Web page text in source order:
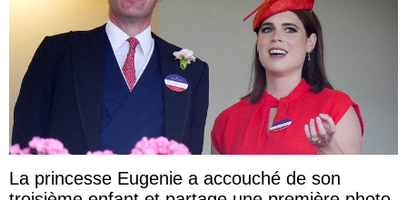
La princesse Eugenie a accouché de son